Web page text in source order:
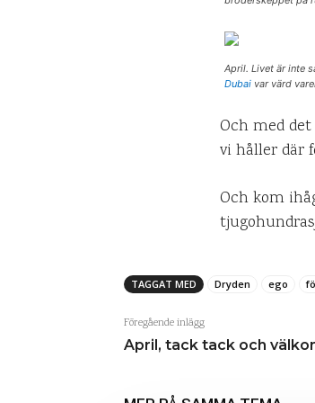
April. Livet är inte
Dubaivar värd
Och med
vi håller där
Och kom
TAGGAT MED Dryden ego
Föregående inlägg
April, tack tack och